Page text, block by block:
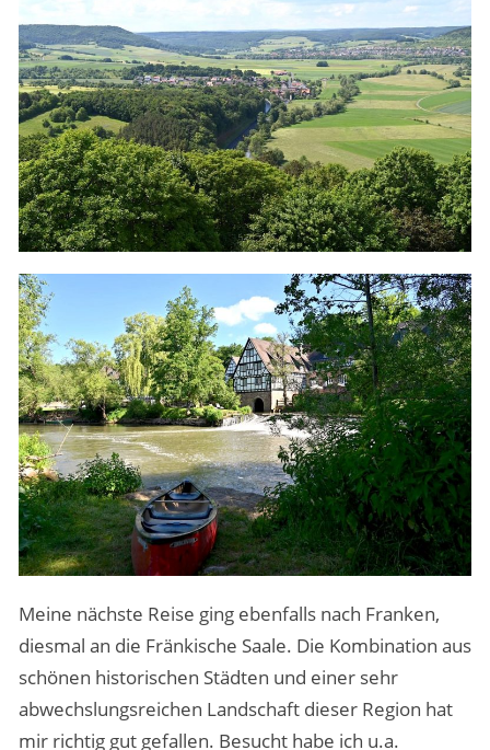
Meine nächste Reise ging ebenfalls nach Franken,
diesmal an die Fränkische Saale. Die Kombination aus
schönen historischen Städten und einer sehr
abwechslungsreichen Landschaft dieser Region hat
mir richtig gut gefallen. Besucht habe ich u.a.